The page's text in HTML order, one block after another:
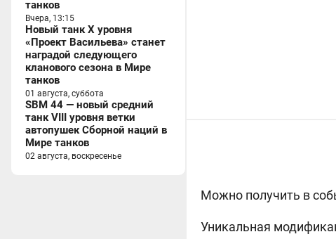
танков
Вчера, 13:15
Новый танк X уровня
«Проект Васильева» станет
наградой следующего
кланового сезона в Мире
танков
01 августа, суббота
SBM 44 — новый средний
танк VIII уровня ветки
автопушек Сборной наций в
Мире танков
02 августа, воскресенье
Можно получить в
Уникальная